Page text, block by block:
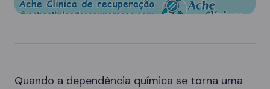
Quando a dependência química se torna uma